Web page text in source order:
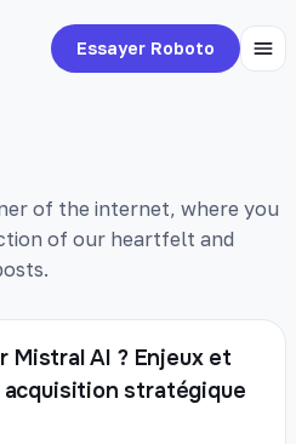
Essayer Roboto
of the internet, where you
of our heartfelt and
AI ? Enjeux et
stratégique